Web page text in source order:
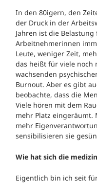
In den 80igern, den
der Druck in der
Jahren ist die
Arbeitnehmerinnen
Leute, weniger Zeit,
das heißt für viele noch
wachsenden
Burnout. Aber es gibt
beobachte, dass die
Viele hören mit dem
mehr Platz eingeräumt.
mehr
sensibilisieren sie
Wie hat sich die
Eigentlich bin ich seit